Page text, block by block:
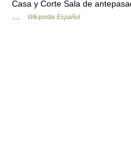
Casa y Corte Sala de
Wikipedia Español